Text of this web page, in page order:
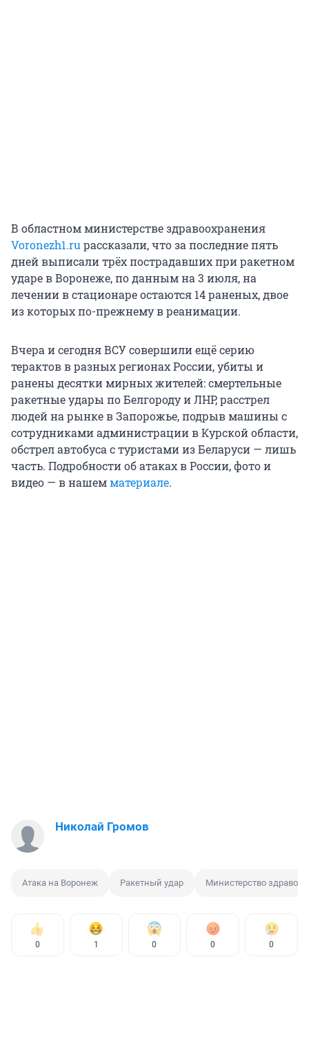
В областном министерстве здравоохранения
Voronezh1.ru рассказали, что за последние пять
дней выписали трёх пострадавших при ракетном
ударе в Воронеже, по данным на 3 июля, на
лечении в стационаре остаются 14 раненых, двое
из которых по-прежнему в реанимации.
Вчера и сегодня ВСУ совершили ещё серию
терактов в разных регионах России, убиты и
ранены десятки мирных жителей: смертельные
ракетные удары по Белгороду и ЛНР, расстрел
людей на рынке в Запорожье, подрыв машины с
сотрудниками администрации в Курской области,
обстрел автобуса с туристами из Беларуси — лишь
часть. Подробности об атаках в России, фото и
видео — в нашемматериале.
Николай Громов
Атака на Воронеж Ракетный удар Министерство
0 1 0 0 0